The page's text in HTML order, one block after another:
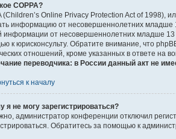
COPPA?
(Children’s Online Privacy Protection Act of 1998),
информацию от несовершеннолетних младше
информации от несовершеннолетних младше 13
к юрисконсульту. Обратите внимание, что
отношений, кроме указанных в ответе на
переводчика: в России данный акт не
к началу
я не могу зарегистрироваться?
администратор конференции отключил
Обратитесь за помощью к